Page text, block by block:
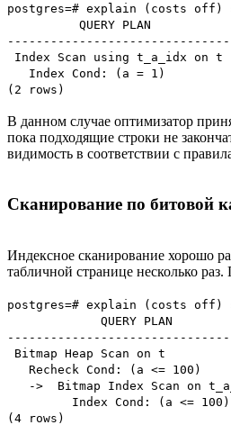
postgres=# explain (costs
QUERY PLAN
-------------------------------
Index Scan using t_a_idx on t
Index Cond: (a = 1)
(2 rows)
В данном случае оптимизатор
пока подходящие строки не
видимость в соответствии с
Сканирование по битовой
Индексное сканирование хорошо
табличной странице несколько
postgres=# explain (costs off)
QUERY
Bitmap Heap Scan on t
Recheck Cond: (a <= 100)
-> Bitmap Index Scan on
Index Cond: (a <= 100)
(4 rows)